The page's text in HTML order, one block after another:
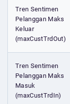
Tren Sentimen
Pelanggan Maks
Keluar
(maxCustTrdOut)
Tren Sentimen
Pelanggan Maks
Masuk
(maxCustTrdIn)